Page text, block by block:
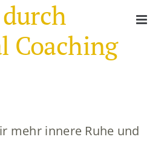
Coaching
mehr innere Ruhe und